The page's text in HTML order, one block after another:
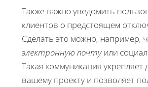
Также важно уведомить
клиентов о предстоящем
Сделать это можно, например,
электронную почтуили
Такая коммуникация укрепляет
вашему проекту и позволяет